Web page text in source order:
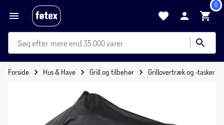
0
mere end 35.000 varer
Forside Hus & Have Grill og tilbehør Grillovertræk og -tasker